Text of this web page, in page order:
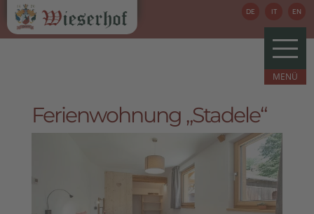
DE IT EN
Ferienwohnung „Stadele“